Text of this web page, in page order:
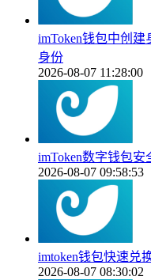
imToken钱包中创建
身份
2026-08-07 11:28:00
imToken数字钱包
2026-08-07 09:58:53
imtoken钱包快速兑
2026-08-07 08:30:02